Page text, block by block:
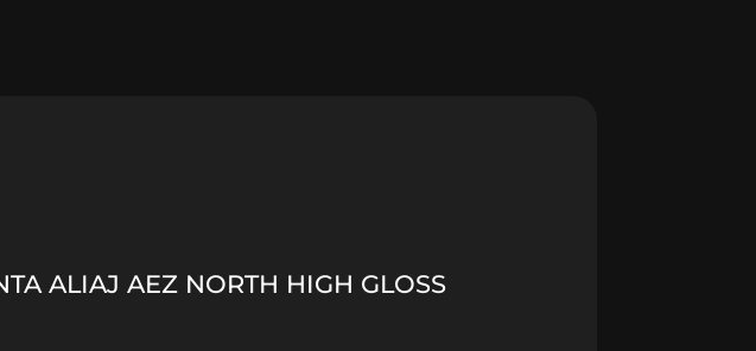
ALIAJ AEZ NORTH HIGH GLOSS